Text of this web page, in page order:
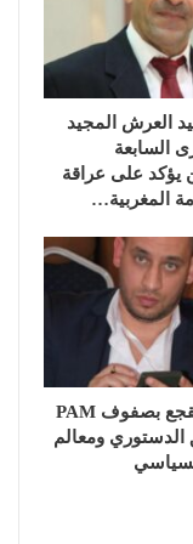
إنه تلقى خبر
في حديث
اللذين
على
على الريسوني،
حيث ذكر بلاغ
في إطار الرأفة
حرص الملك على
العرش المجيد
السابعة
يؤكد على عراقة
المغربية…
إلتحاق لقجع بصفوف PAM
الدستوري ومعالم